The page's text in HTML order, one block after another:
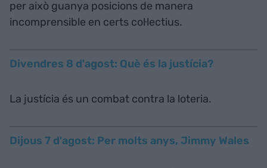
per això guanya posicions de manera
incomprensible en certs col·lectius.
Divendres 8 d'agost: Què és la justícia?
La justícia és un combat contra la loteria.
Dijous 7 d'agost: Per molts anys, Jimmy Wales